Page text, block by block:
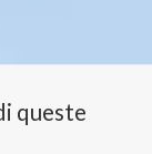
queste